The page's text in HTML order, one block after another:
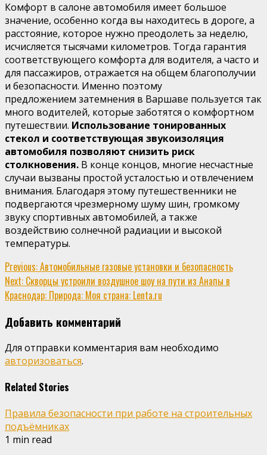
Комфорт в салоне автомобиля имеет большое
значение, особенно когда вы находитесь в дороге, а
расстояние, которое нужно преодолеть за неделю,
исчисляется тысячами километров. Тогда гарантия
соответствующего комфорта для водителя, а часто и
для пассажиров, отражается на общем благополучии
и безопасности. Именно поэтому
предложением затемнения в Варшаве пользуется так
много водителей, которые заботятся о комфортном
путешествии. Использование тонированных
стекол и соответствующая звукоизоляция
автомобиля позволяют снизить риск
столкновения. В конце концов, многие несчастные
случаи вызваны простой усталостью и отвлечением
внимания. Благодаря этому путешественники не
подвергаются чрезмерному шуму шин, громкому
звуку спортивных автомобилей, а также
воздействию солнечной радиации и высокой
температуры.
Continue
Reading
Previous:Автомобильные газовые установки и безопасность
Next: Скворцы устроили воздушное шоу на пути из Анапы в
Краснодар: Природа: Моя страна: Lenta.ru
Добавить комментарий
Для отправки комментария вам необходимо
авторизоваться.
Related Stories
Правила безопасности при работе на строительных
подъёмниках
1 min read